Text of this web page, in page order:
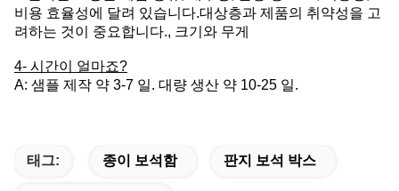
비용 효율성에 달려 있습니다.대상층과 제품의 취약성을 고
려하는 것이 중요합니다., 크기와 무게
4- 시간이 얼마죠?
A: 샘플 제작 약 3-7 일. 대량 생산 약 10-25 일.
태그: 종이 보석함 판지 보석 박스